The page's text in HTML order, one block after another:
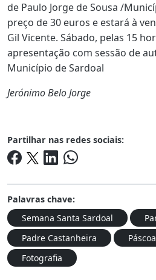
de Paulo Jorge de Sousa /
preço de 30 euros e estará à
Gil Vicente. Sábado, pelas 15
apresentação com sessão de
Município de Sardoal
Jerónimo Belo Jorge
Partilhar nas redes sociais:
Palavras chave:
Semana Santa Sardoal
Padre Castanheira
Páscoa
Fotografia